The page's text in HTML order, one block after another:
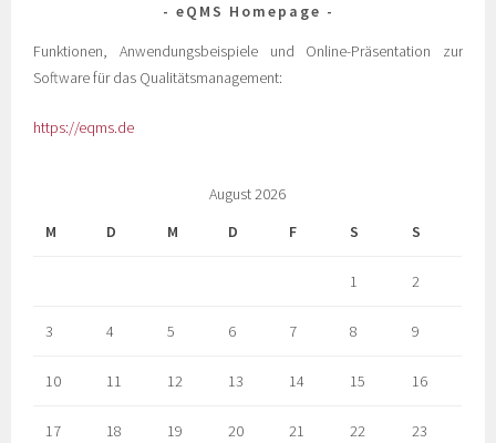
eQMS Homepage
Funktionen, Anwendungsbeispiele und Online-Präsentation zur
Software für das Qualitätsmanagement:
https://eqms.de
August 2026
M
D M D F S S
1 2
3 4 5 6 7 8 9
10 11 12 13 14 15 16
17 18 19 20 21 22 23